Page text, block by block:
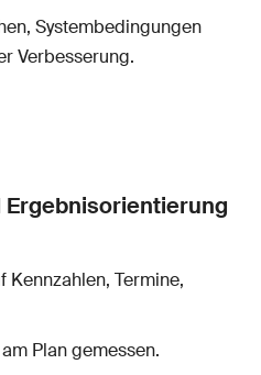
Systembedingungen
Verbesserung.
Kennzahlen, Termine,
Plan gemessen.